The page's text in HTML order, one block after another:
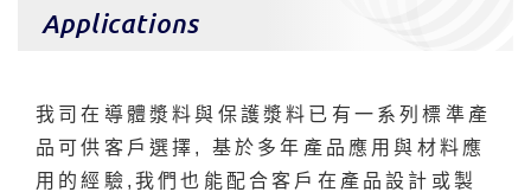
Applications
我司在導體漿料與保護漿料已有一系列標準產
品可供客戶選擇, 基於多年產品應用與材料應
用的經驗,我們也能配合客戶在產品設計或製